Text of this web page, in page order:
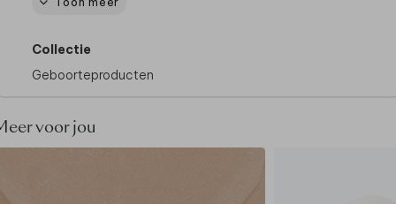
te plaatsen.
Collectie
Geboorteproducten
voor jou